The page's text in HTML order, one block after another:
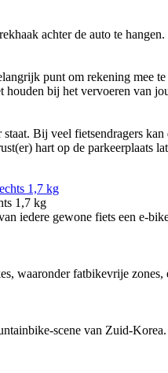
achter de auto te
punt om rekening mee
bij het vervoeren van
Bij veel fietsendragers
hart op de
1,7 kg
iedere gewone fiets een e-
waaronder fatbikevrije
scene van Zuid-